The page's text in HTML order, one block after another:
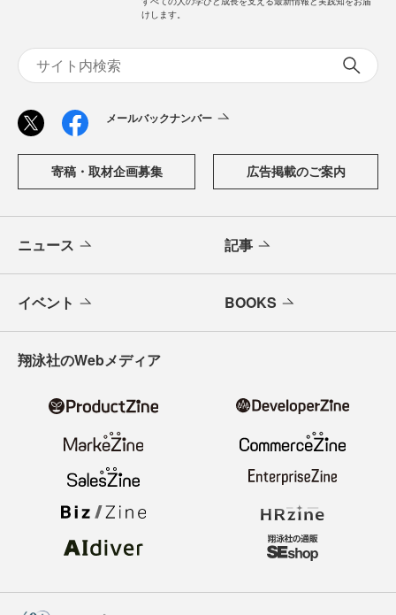
けします。
メールバックナンバー
寄稿・取材企画募集 広告掲載のご案内
ニュース 記事
イベント BOOKS
翔泳社のWebメディア